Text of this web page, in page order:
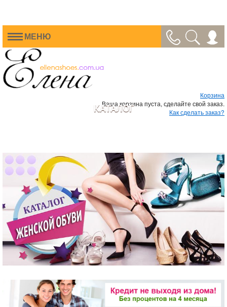
МЕНЮ
Корзина
Ваша корзина пуста, сделайте свой заказ.
Как сделать заказ?
КАТАЛОГ